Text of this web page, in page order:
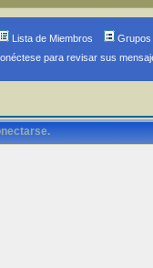
Lista de Miembros Grupos
para revisar sus